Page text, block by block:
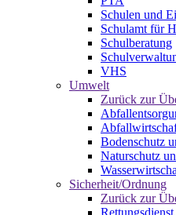
Schulen und
Schulamt für
Schulberatung
VHS
Umwelt
Zurück zur
Bodenschutz
Naturschutz
Sicherheit/Ordnung
Zurück zur